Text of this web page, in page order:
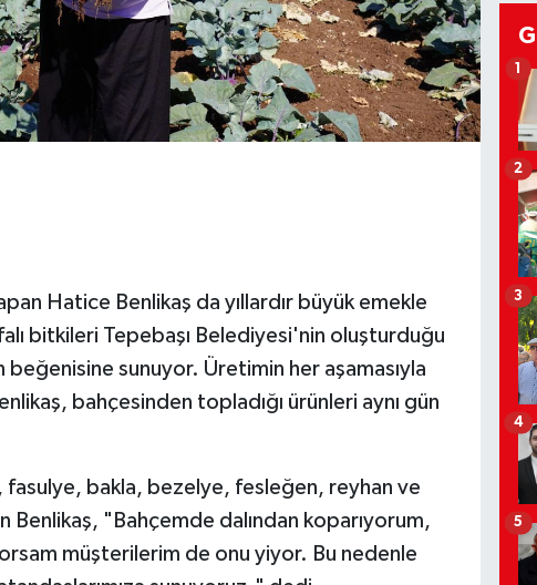
Hatice Benlikaş da yıllardır büyük emekle
bitkileri Tepebaşı Belediyesi'nin oluşturduğu
beğenisine sunuyor. Üretimin her aşamasıyla
bahçesinden topladığı ürünleri aynı gün
fasulye, bakla, bezelye, fesleğen, reyhan ve
Benlikaş, "Bahçemde dalından koparıyorum,
müşterilerim de onu yiyor. Bu nedenle
1
2
3
4
5